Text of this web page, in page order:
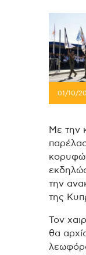
01/10/
Με την
την
της
Τον
θα